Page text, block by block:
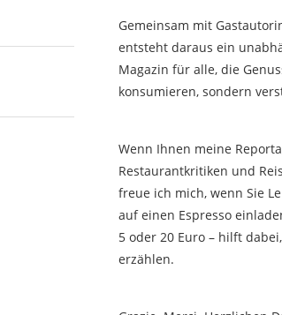
Gemeinsam mit
entsteht daraus ein
Magazin für alle, die
konsumieren, sondern
Wenn Ihnen meine
Restaurantkritiken und
freue ich mich, wenn Sie
auf einen Espresso
5 oder 20 Euro – hilft
erzählen.